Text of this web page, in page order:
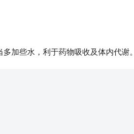
加些水，利于药物吸收及体内代谢。